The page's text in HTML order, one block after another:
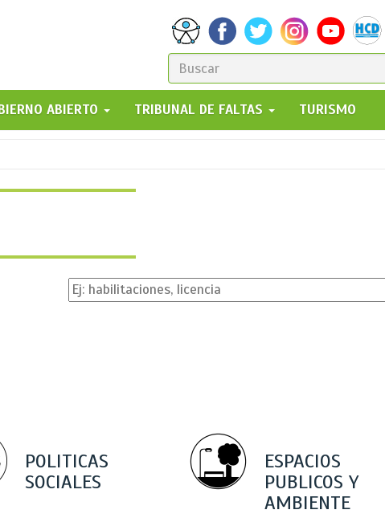
FORMULARIO
DE
BÚSQUEDA
GO!
ABIERTO TRIBUNAL DE FALTAS TURISMO
POLITICAS
SOCIALES
ESPACIOS
PUBLICOS Y
AMBIENTE